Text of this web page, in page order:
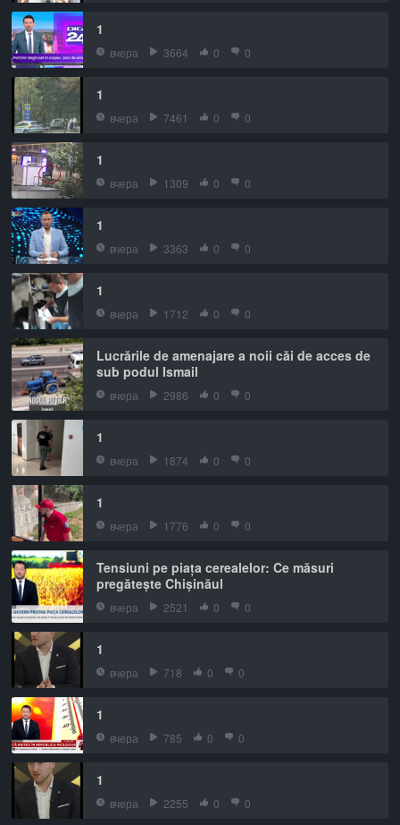
1
вчера 3664 0 0
1
вчера 7461 0 0
1
вчера 1309 0 0
1
вчера 3363 0 0
1
вчера 1712 0 0
Lucrările de amenajare a noii căi de acces de
sub podul Ismail
вчера 2986 0 0
1
вчера 1874 0 0
1
вчера 1776 0 0
Tensiuni pe piața cerealelor: Ce măsuri
pregătește Chișinăul
вчера 2521 0 0
1
вчера 718 0 0
1
вчера 785 0 0
1
вчера 2255 0 0